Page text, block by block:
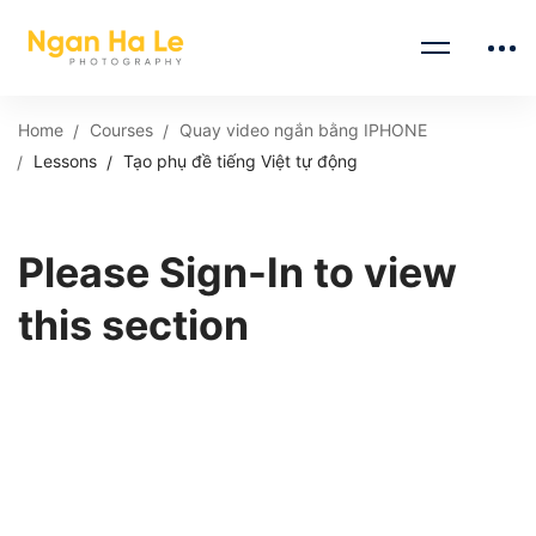
Home Courses
Quay video ngắn bằng IPHONE
Lessons
Tạo phụ đề tiếng Việt tự động
Please Sign-In to view
this section